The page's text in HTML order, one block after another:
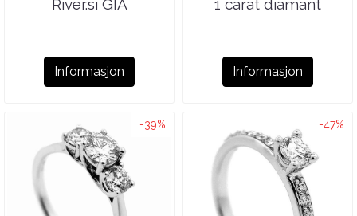
River.si GIA
Informasjon
1 carat diamant
Informasjon
-39% -47%